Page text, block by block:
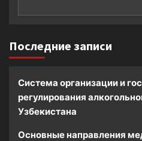
Последние записи
Система организации и
регулирования
Узбекистана
Основные направления